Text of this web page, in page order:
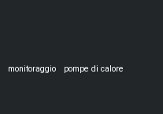
monitoraggio pompe di calore